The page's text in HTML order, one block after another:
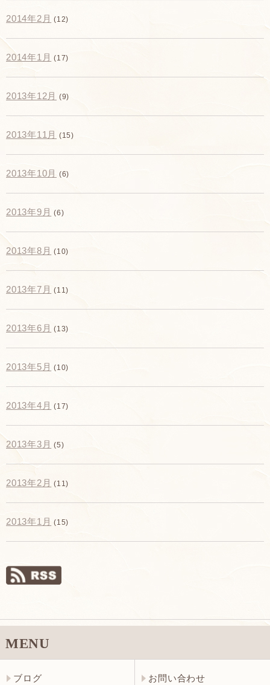
2014年2月 (12)
2014年1月 (17)
2013年12月 (9)
2013年11月 (15)
2013年10月 (6)
2013年9月 (6)
2013年8月 (10)
2013年7月 (11)
2013年6月 (13)
2013年5月 (10)
2013年4月 (17)
2013年3月 (5)
2013年2月 (11)
2013年1月 (15)
MENU
ブログ お問い合わせ